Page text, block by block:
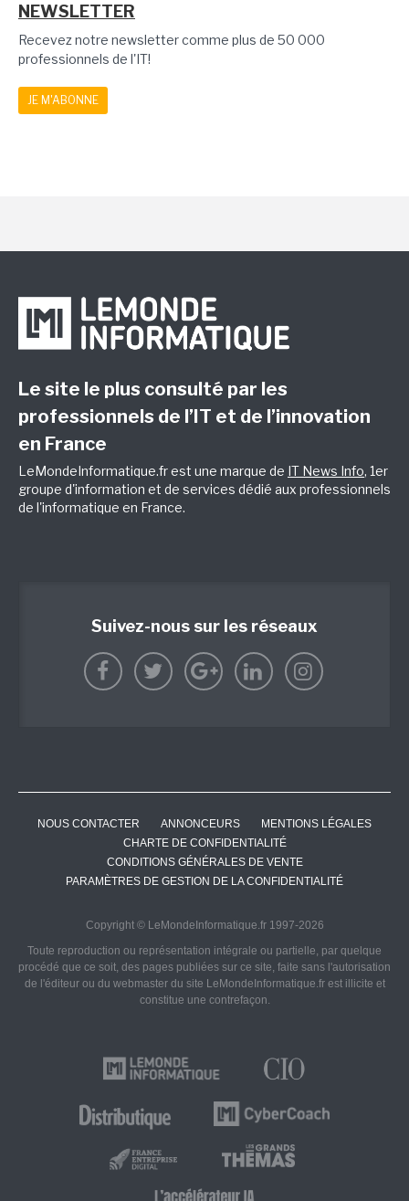
NEWSLETTER
Recevez notre newsletter comme plus de 50 000
professionnels de l'IT!
JE M'ABONNE
Le site le plus consulté par les
professionnels de l’IT et de l’innovation
en France
LeMondeInformatique.fr est une marque de IT News Info, 1er
groupe d'information et de services dédié aux professionnels
de l'informatique en France.
Suivez-nous sur les réseaux
NOUS CONTACTER ANNONCEURS
MENTIONS LÉGALES
CHARTE DE CONFIDENTIALITÉ
CONDITIONS GÉNÉRALES DE VENTE
PARAMÈTRES DE GESTION DE LA CONFIDENTIALITÉ
Copyright © LeMondeInformatique.fr 1997-2026
Toute reproduction ou représentation intégrale ou partielle, par quelque
procédé que ce soit, des pages publiées sur ce site, faite sans l'autorisation
de l'éditeur ou du webmaster du site LeMondeInformatique.fr est illicite et
constitue une contrefaçon.